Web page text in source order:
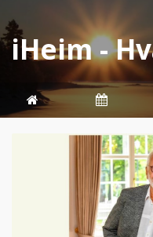
iHeim -